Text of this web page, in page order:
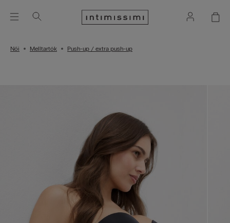
Női Melltartók Push-up / extra push-up